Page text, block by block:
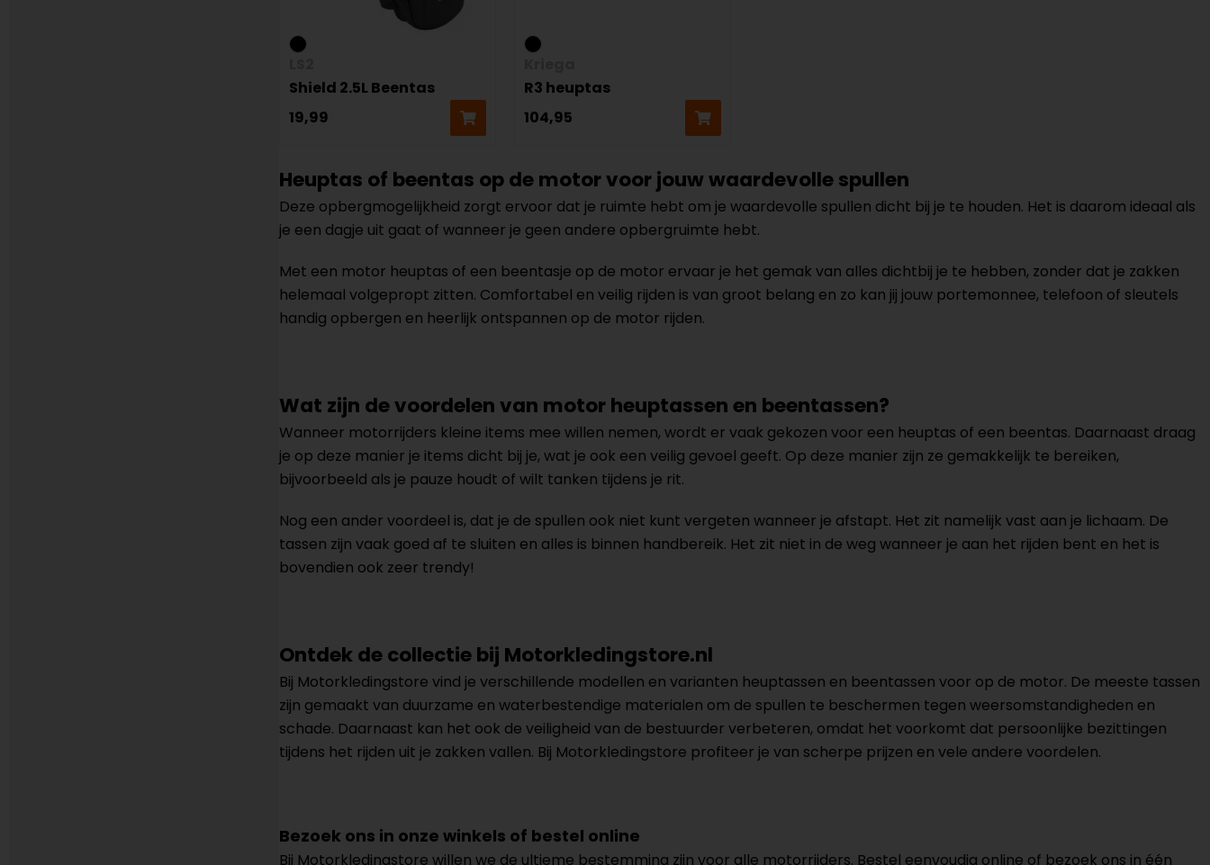
Shield 2.5L Beentas
19,99
R3 heuptas
104,95
Heuptas of beentas op de motor voor jouw waardevolle spullen
Deze opbergmogelijkheid zorgt ervoor dat je ruimte hebt om je waardevolle spullen dicht bij je te houden. Het is daarom ideaal als
je een dagje uit gaat of wanneer je geen andere opbergruimte hebt.
Met een motor heuptas of een beentasje op de motor ervaar je het gemak van alles dichtbij je te hebben, zonder dat je zakken
helemaal volgepropt zitten. Comfortabel en veilig rijden is van groot belang en zo kan jij jouw portemonnee, telefoon of sleutels
handig opbergen en heerlijk ontspannen op de motor rijden.
Wat zijn de voordelen van motor heuptassen en beentassen?
Wanneer motorrijders kleine items mee willen nemen, wordt er vaak gekozen voor een heuptas of een beentas. Daarnaast draag
je op deze manier je items dicht bij je, wat je ook een veilig gevoel geeft. Op deze manier zijn ze gemakkelijk te bereiken,
bijvoorbeeld als je pauze houdt of wilt tanken tijdens je rit.
Nog een ander voordeel is, dat je de spullen ook niet kunt vergeten wanneer je afstapt. Het zit namelijk vast aan je lichaam. De
tassen zijn vaak goed af te sluiten en alles is binnen handbereik. Het zit niet in de weg wanneer je aan het rijden bent en het is
bovendien ook zeer trendy!
Ontdek de collectie bij Motorkledingstore.nl
Bij Motorkledingstore vind je verschillende modellen en varianten heuptassen en beentassen voor op de motor. De meeste tassen
zijn gemaakt van duurzame en waterbestendige materialen om de spullen te beschermen tegen weersomstandigheden en
schade. Daarnaast kan het ook de veiligheid van de bestuurder verbeteren, omdat het voorkomt dat persoonlijke bezittingen
tijdens het rijden uit je zakken vallen. Bij Motorkledingstore profiteer je van scherpe prijzen en vele andere voordelen.
Bezoek ons in onze winkels of bestel online
Bij Motorkledingstore willen we de ultieme bestemming zijn voor alle motorrijders. Bestel eenvoudig online of bezoek ons in één